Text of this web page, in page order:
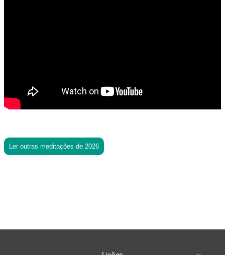
Ler outras meditações de 2026